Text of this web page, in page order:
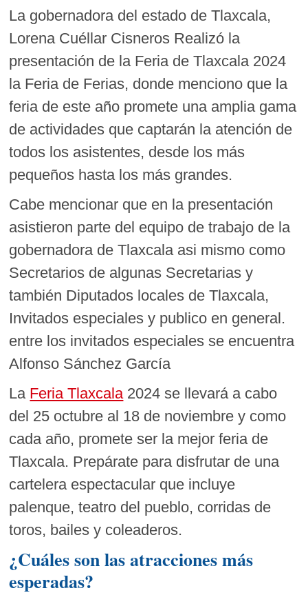
La gobernadora del estado de Tlaxcala,
Lorena Cuéllar Cisneros Realizó la
presentación de la Feria de Tlaxcala 2024
la Feria de Ferias, donde menciono que la
feria de este año promete una amplia gama
de actividades que captarán la atención de
todos los asistentes, desde los más
pequeños hasta los más grandes.
Cabe mencionar que en la presentación
asistieron parte del equipo de trabajo de la
gobernadora de Tlaxcala asi mismo como
Secretarios de algunas Secretarias y
también Diputados locales de Tlaxcala,
Invitados especiales y publico en general.
entre los invitados especiales se encuentra
Alfonso Sánchez García
La Feria Tlaxcala 2024 se llevará a cabo
del 25 octubre al 18 de noviembre y como
cada año, promete ser la mejor feria de
Tlaxcala. Prepárate para disfrutar de una
cartelera espectacular que incluye
palenque, teatro del pueblo, corridas de
toros, bailes y coleaderos.
¿Cuáles son las atracciones más
esperadas?